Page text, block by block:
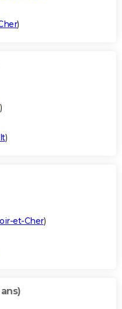
)
)
)
et-Cher)